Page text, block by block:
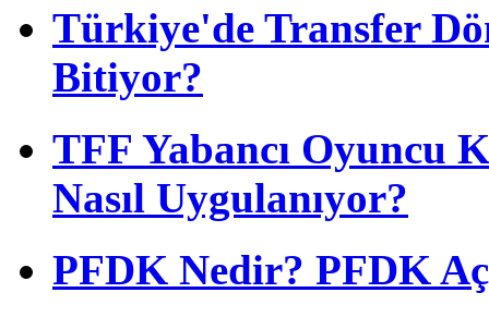
Türkiye'de Transfer
Bitiyor?
TFF Yabancı Oyuncu
Nasıl Uygulanıyor?
PFDK Nedir? PFDK